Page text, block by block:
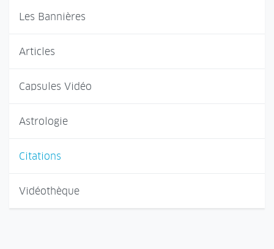
Les Bannières
Articles
Capsules Vidéo
Astrologie
Citations
Vidéothèque